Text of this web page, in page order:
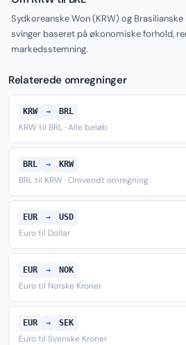
Sydkoreanske Won (KRW) og
svinger baseret på økonomiske forhold,
markedsstemning.
Relaterede omregninger
KRW → BRL
KRW til BRL · Alle beløb
BRL → KRW
BRL til KRW · Omvendt omregning
EUR → USD
Euro til Dollar
EUR → NOK
Euro til Norske Kroner
EUR → SEK
Euro til Svenske Kroner